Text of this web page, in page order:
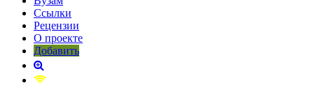
Ссылки
Рецензии
О проекте
Добавить